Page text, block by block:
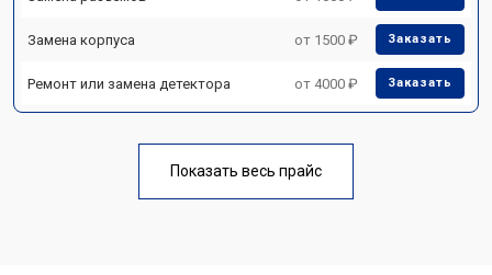
Замена корпуса от 1500 ₽ Заказать
Ремонт или замена детектора от 4000 ₽ Заказать
Показать весь прайс